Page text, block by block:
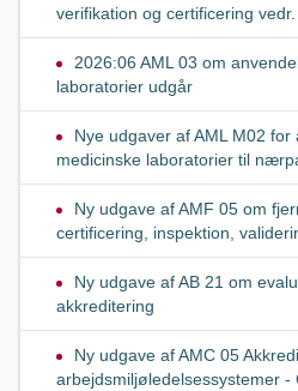
verifikation og certificering
2026:06 AML 03 om
laboratorier udgår
Nye udgaver af AML M02 for
medicinske laboratorier til
Ny udgave af AMF 05 om
certificering, inspektion,
Ny udgave af AB 21 om
akkreditering
Ny udgave af AMC 05
arbejdsmiljøledelsessystemer -